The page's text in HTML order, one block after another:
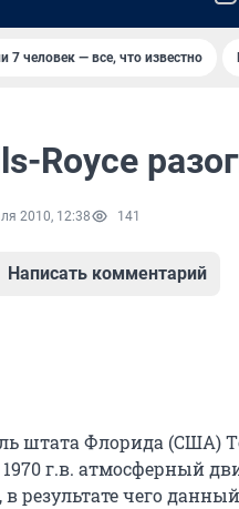
7 человек — все, что известно
Royce
2010, 12:38 141
Написать комментарий
штата Флорида (США)
г.в. атмосферный
в результате чего